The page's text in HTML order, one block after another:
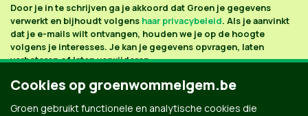
Door je in te schrijven ga je akkoord dat Groen je gegevens
verwerkt en bijhoudt volgens haar privacybeleid. Als je aanvinkt
dat je e-mails wilt ontvangen, houden we je op de hoogte
volgens je interesses. Je kan je gegevens opvragen, laten
verbeteren of laten verwijderen.
Cookies op groenwommelgem.be
Groen gebruikt functionele en analytische cookies die